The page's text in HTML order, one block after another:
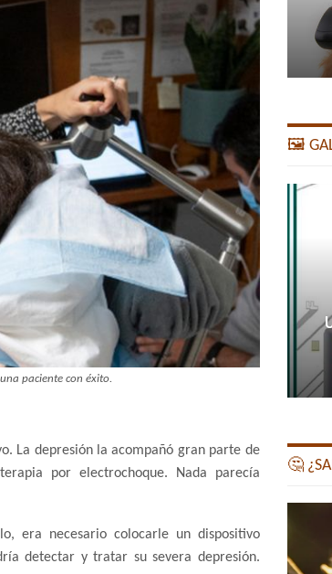
paciente con éxito.
La depresión la acompañó gran parte de
por electrochoque. Nada parecía
era necesario colocarle un dispositivo
detectar y tratar su severa depresión.
🖼️
🤔